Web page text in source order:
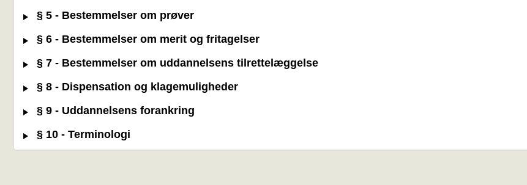
§ 5 - Bestemmelser om prøver
§ 6 - Bestemmelser om merit og fritagelser
§ 7 - Bestemmelser om uddannelsens tilrettelæggelse
§ 8 - Dispensation og klagemuligheder
§ 9 - Uddannelsens forankring
§ 10 - Terminologi